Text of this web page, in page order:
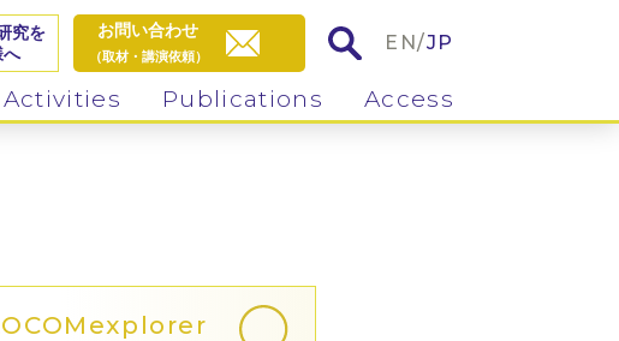
究を
へ
お問い合わせ
（取材・講演依頼）
EN/JP
Activities Publications Access
explorer